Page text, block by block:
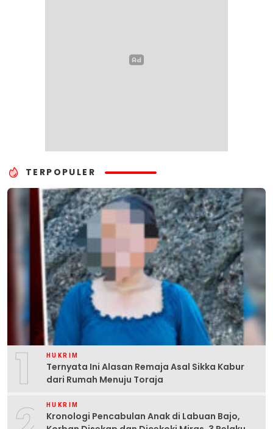
TERPOPULER
1 HUKRIM
Ternyata Ini Alasan Remaja Asal Sikka Kabur
dari Rumah Menuju Toraja
HUKRIM
Kronologi Pencabulan Anak di Labuan Bajo,